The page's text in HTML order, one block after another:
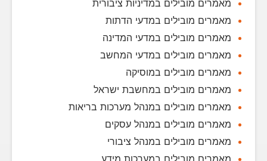
מאמרים מובילים במדיניות ציבורית
מאמרים מובילים במדעי הדתות
מאמרים מובילים במדעי המדינה
מאמרים מובילים במדעי המחשב
מאמרים מובילים במוסיקה
מאמרים מובילים במחשבת ישראל
מאמרים מובילים במנהל מערכות בריאות
מאמרים מובילים במנהל עסקים
מאמרים מובילים במנהל ציבורי
מאמרים מובילים במערכות מידע